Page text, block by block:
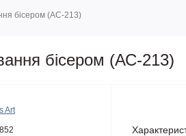
бісером (АС-213)
бісером (АС-213)
Art